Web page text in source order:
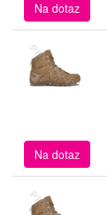
Na dotaz
Na dotaz